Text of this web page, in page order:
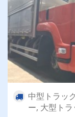
中型トラッ
ー, 大型ト